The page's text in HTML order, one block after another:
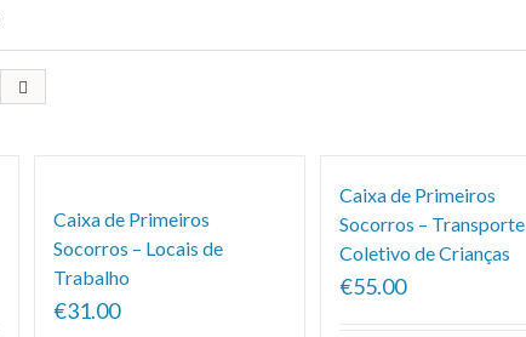
Caixa de Primeiros
Socorros – Locais de
Trabalho
€31.00
Caixa de Primeiros
Socorros – Transporte
Coletivo de Crianças
€55.00